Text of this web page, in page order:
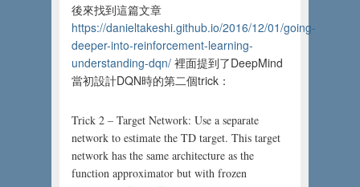
後來找到這篇文章
https://danieltakeshi.github.io/2016/12/01/going-
deeper-into-reinforcement-learning-
understanding-dqn/裡面提到了DeepMind
當初設計DQN時的第二個trick：
Trick 2 –Target Network: Use a separate
network to estimate the TD target. This target
network has the same architecture as the
function approximator but with frozen